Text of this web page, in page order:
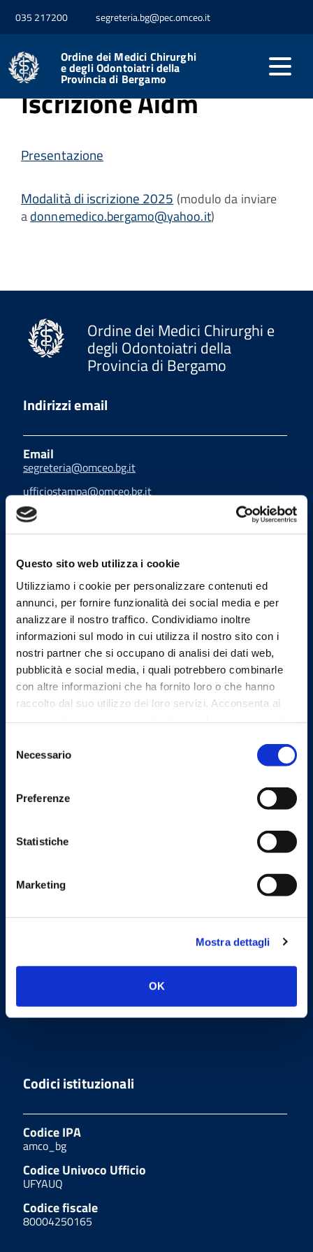
Questo sito web utilizza i cookie
Utilizziamo i cookie per personalizzare contenuti ed
annunci, per fornire funzionalità dei social media e per
analizzare il nostro traffico. Condividiamo inoltre
informazioni sul modo in cui utilizza il nostro sito con i
nostri partner che si occupano di analisi dei dati web,
pubblicità e social media, i quali potrebbero combinarle
con altre informazioni che ha fornito loro o che hanno
raccolto dal suo utilizzo dei loro servizi. Acconsenta ai
delNecessario
Preferenze
Statistiche
Marketing
Mostra dettagli
OK
035 217200 segreteria.bg@pec.omceo.it
Ordine dei Medici Chirurghi
e degli Odontoiatri della
Provincia di Bergamo
Home AIDM Iscrizione
Iscrizione Aidm
Presentazione
Modalità di iscrizione 2025 (modulo da inviare
adonnemedico.bergamo@yahoo.it)
Ordine dei Medici Chirurghi e
degli Odontoiatri della
Provincia di Bergamo
Indirizzi email
Email
segreteria@omceo.bg.it
ufficiostampa@omceo.bg.it
Email PEC
Uffici
Indirizzo
via G. Manzù 25, 24122
Bergamo
tel
fax
guida di sviluppo per i servizi web
delle PA pubblicate da AGID in
TRASFORMAZIONE DIGITALE.
Codici istituzionali
Codice IPA
amco_bg
Codice Univoco Ufficio
UFYAUQ
Codice fiscale
80004250165